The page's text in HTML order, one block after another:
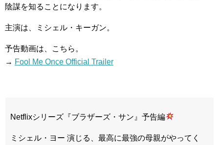
陰謀を知ることになります。
主演は、ミシェル・キーガン。
予告動画は、こちら。
→ Fool Me Once Official Trailer
Netflixシリーズ『ブラザーズ・サン』予告編
ミシェル・ヨー 演じる、最高に最強の母親がやってく